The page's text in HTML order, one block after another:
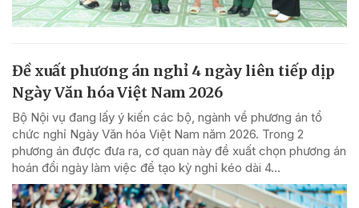
Đề xuất phương án nghỉ 4 ngày liên tiếp dịp
Ngày Văn hóa Việt Nam 2026
Bộ Nội vụ đang lấy ý kiến các bộ, ngành về phương án tổ
chức nghỉ Ngày Văn hóa Việt Nam năm 2026. Trong 2
phương án được đưa ra, cơ quan này đề xuất chọn phương án
hoán đổi ngày làm việc để tạo kỳ nghỉ kéo dài 4...